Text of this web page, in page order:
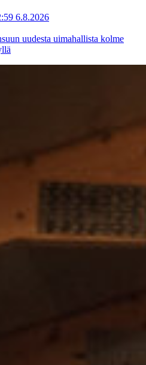
6.8.2026
uudesta uimahallista kolme